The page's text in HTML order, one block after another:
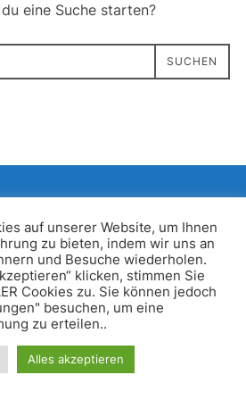
eine Suche starten?
SUCHEN
Theme von WPZOOM
auf unserer Website, um Ihnen
zu bieten, indem wir uns an
und Besuche wiederholen.
klicken, stimmen Sie
Cookies zu. Sie können jedoch
besuchen, um eine
zu erteilen..
Alles akzeptieren